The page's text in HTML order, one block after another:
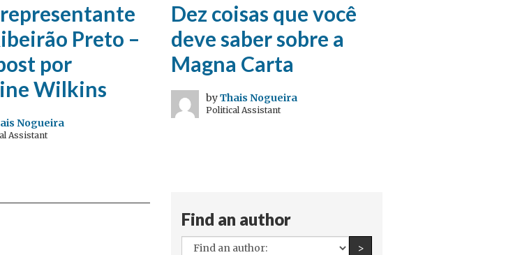
Preto –
por
Wilkins
Nogueira
Assistant
Dez coisas que você
deve saber sobre a
Magna Carta
byThais Nogueira
Political Assistant
Find an author
All
>Find an author